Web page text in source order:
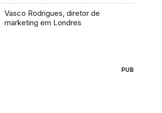
Vasco Rodrigues, diretor de
marketing em Londres
PUB